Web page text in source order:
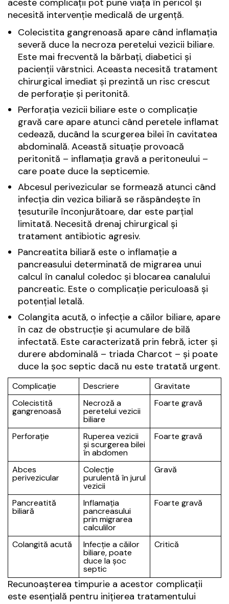
aceste complicații pot pune viața în pericol și
necesită intervenție medicală de urgență.
Colecistita gangrenoasă apare când inflamația
severă duce la necroza peretelui vezicii biliare.
Este mai frecventă la bărbați, diabetici și
pacienții vârstnici. Aceasta necesită tratament
chirurgical imediat și prezintă un risc crescut
de perforație și peritonită.
Perforația vezicii biliare este o complicație
gravă care apare atunci când peretele inflamat
cedează, ducând la scurgerea bilei în cavitatea
abdominală. Această situație provoacă
peritonită – inflamația gravă a peritoneului –
care poate duce la septicemie.
Abcesul perivezicular se formează atunci când
infecția din vezica biliară se răspândește în
țesuturile înconjurătoare, dar este parțial
limitată. Necesită drenaj chirurgical și
tratament antibiotic agresiv.
Pancreatita biliară este o inflamație a
pancreasului determinată de migrarea unui
calcul în canalul coledoc și blocarea canalului
pancreatic. Este o complicație periculoasă și
potențial letală.
Colangita acută, o infecție a căilor biliare, apare
în caz de obstrucție și acumulare de bilă
infectată. Este caracterizată prin febră, icter și
durere abdominală – triada Charcot – și poate
duce la șoc septic dacă nu este tratată urgent.
Complicație Descriere
Gravitate
Colecistită
gangrenoasă
Necroză a
peretelui vezicii
biliare
Foarte gravă
Perforație Ruperea vezicii
și scurgerea bilei
în abdomen
Foarte gravă
Abces
perivezicular
Colecție
purulentă în jurul
vezicii
Gravă
Pancreatită
biliară
Inflamația
pancreasului
prin migrarea
calculilor
Foarte gravă
Colangită acută Infecție a căilor
biliare, poate
duce la șoc
septic
Critică
Recunoașterea timpurie a acestor complicații
este esențială pentru inițierea tratamentului